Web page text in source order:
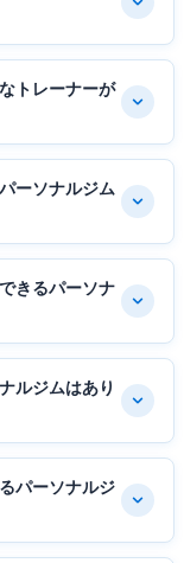
トレーナーが
ーソナルジム
きるパーソナ
ルジムはあり
パーソナルジ